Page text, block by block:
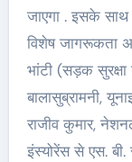
जाएगा . इसके साथ
विशेष जागरूकता
भांटी (सड़क
बालासुब्रामनी,
राजीव कुमार,
इंस्योरेंस से एस.